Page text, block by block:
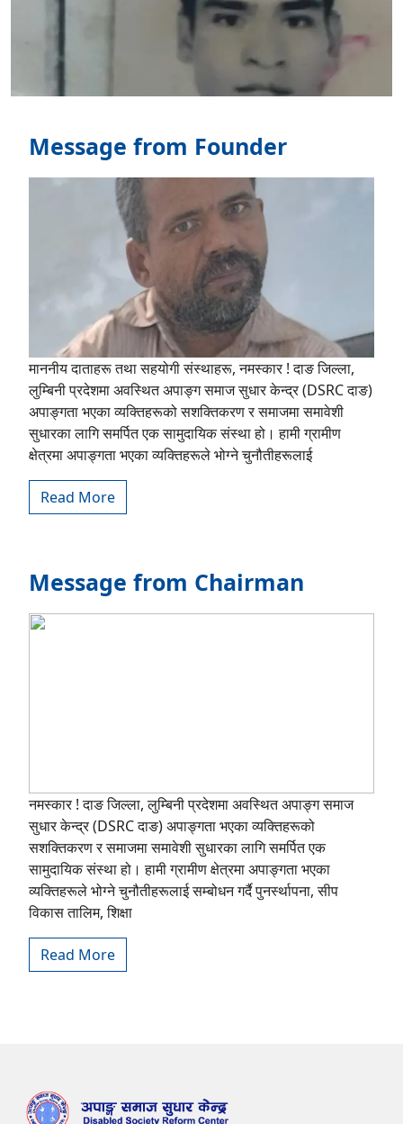
Message from Founder
माननीय दाताहरू तथा सहयोगी संस्थाहरू, नमस्कार ! दाङ जिल्ला,
लुम्बिनी प्रदेशमा अवस्थित अपाङ्ग समाज सुधार केन्द्र (DSRC दाङ)
अपाङ्गता भएका व्यक्तिहरूको सशक्तिकरण र समाजमा समावेशी
सुधारका लागि समर्पित एक सामुदायिक संस्था हो। हामी ग्रामीण
क्षेत्रमा अपाङ्गता भएका व्यक्तिहरूले भोग्ने चुनौतीहरूलाई
Read More
Message from Chairman
नमस्कार ! दाङ जिल्ला, लुम्बिनी प्रदेशमा अवस्थित अपाङ्ग समाज
सुधार केन्द्र (DSRC दाङ) अपाङ्गता भएका व्यक्तिहरूको
सशक्तिकरण र समाजमा समावेशी सुधारका लागि समर्पित एक
सामुदायिक संस्था हो। हामी ग्रामीण क्षेत्रमा अपाङ्गता भएका
व्यक्तिहरूले भोग्ने चुनौतीहरूलाई सम्बोधन गर्दै पुनर्स्थापना, सीप
विकास तालिम, शिक्षा
Read More